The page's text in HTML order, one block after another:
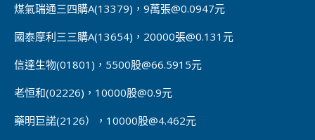
煤氣瑞通三四購A(13379)，9萬張@0.0947元
國泰摩利三三購A(13654)，20000張@0.131元
信達生物(01801)，5500股@66.5915元
老恒和(02226)，10000股@0.9元
藥明巨諾(2126），10000股@4.462元